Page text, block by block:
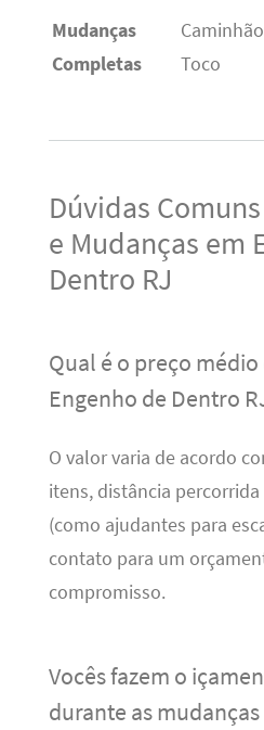
Mudanças
Completas
Caminhão
Toco
Dúvidas
e Mudanças em
Dentro RJ
Qual é o preço
Engenho de Dentro
O valor varia de acordo
itens, distância
(como ajudantes para
contato para um
compromisso.
Vocês fazem o
durante as